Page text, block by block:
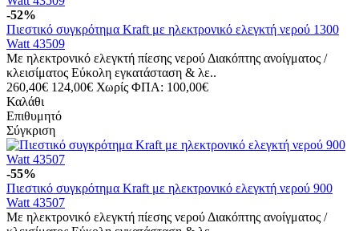
-52%
Πιεστικό συγκρότημα Kraft με ηλεκτρονικό ελεγκτή νερού 1300
Watt 43509
Με ηλεκτρονικό ελεγκτή πίεσης νερού Διακόπτης ανοίγματος /
κλεισίματος Εύκολη εγκατάσταση & λε..
260,40€ 124,00€ Χωρίς ΦΠΑ: 100,00€
Καλάθι
Επιθυμητό
Σύγκριση
-55%
Πιεστικό συγκρότημα Kraft με ηλεκτρονικό ελεγκτή νερού 900
Watt 43507
Με ηλεκτρονικό ελεγκτή πίεσης νερού Διακόπτης ανοίγματος /